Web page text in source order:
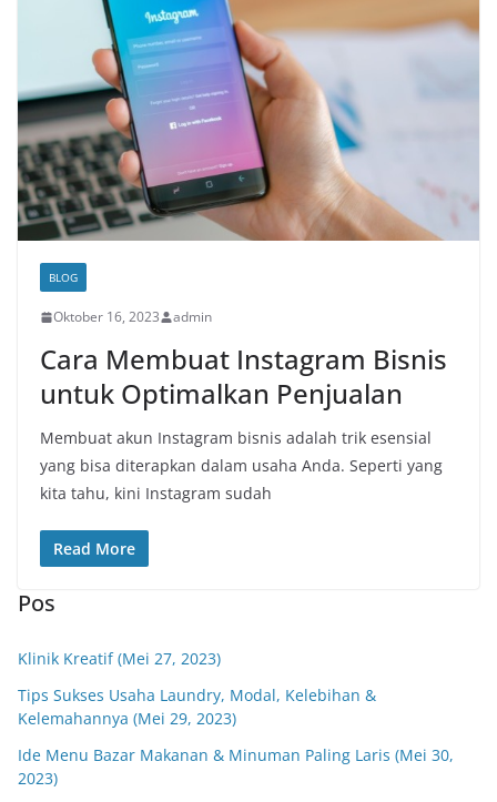
BLOG
Oktober 16, 2023 admin
Cara Membuat Instagram Bisnis
untuk Optimalkan Penjualan
Membuat akun Instagram bisnis adalah trik esensial
yang bisa diterapkan dalam usaha Anda. Seperti yang
kita tahu, kini Instagram sudah
Read More
Pos
Klinik Kreatif (Mei 27, 2023)
Tips Sukses Usaha Laundry, Modal, Kelebihan &
Kelemahannya (Mei 29, 2023)
Ide Menu Bazar Makanan & Minuman Paling Laris (Mei 30,
2023)